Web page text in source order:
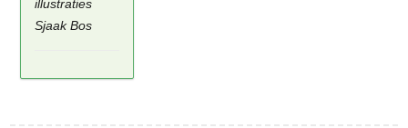
illustraties
Sjaak Bos